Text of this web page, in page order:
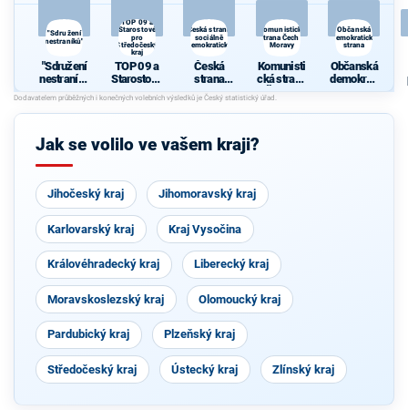
"Sdružení
nestraníků"
"Sdružení
nestraníků
"
TOP 09 a
Starostové
pro
Středočeský
kraj
TOP 09 a
Starostové
pro
Středočes
ký kraj
Česká strana
sociálně
demokratická
Česká
strana
sociálně
demokrati
cká
Komunistická
strana Čech a
Moravy
Komunisti
cká strana
Čech a
Moravy
Občanská
demokratická
strana
Občanská
demokrati
cká strana
Jak se volilo ve vašem kraji?
Jihočeský kraj Jihomoravský kraj
Karlovarský kraj Kraj Vysočina
Královéhradecký kraj Liberecký kraj
Moravskoslezský kraj Olomoucký kraj
Pardubický kraj Plzeňský kraj
Středočeský kraj Ústecký kraj Zlínský kraj